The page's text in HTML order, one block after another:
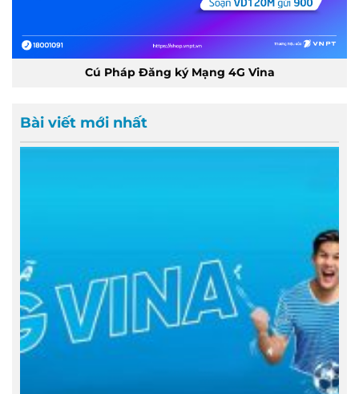
Cú Pháp Đăng ký Mạng 4G Vina
Bài viết mới nhất